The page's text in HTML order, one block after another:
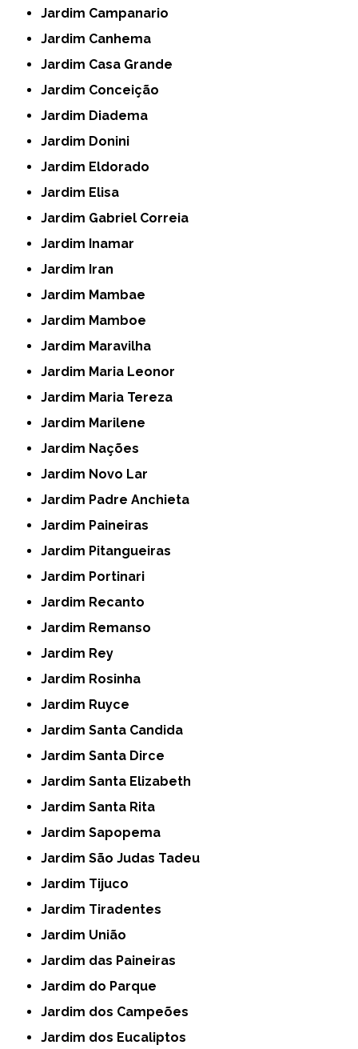
Jardim Campanario
Jardim Canhema
Jardim Casa Grande
Jardim Conceição
Jardim Diadema
Jardim Donini
Jardim Eldorado
Jardim Elisa
Jardim Gabriel Correia
Jardim Inamar
Jardim Iran
Jardim Mambae
Jardim Mamboe
Jardim Maravilha
Jardim Maria Leonor
Jardim Maria Tereza
Jardim Marilene
Jardim Nações
Jardim Novo Lar
Jardim Padre Anchieta
Jardim Paineiras
Jardim Pitangueiras
Jardim Portinari
Jardim Recanto
Jardim Remanso
Jardim Rey
Jardim Rosinha
Jardim Ruyce
Jardim Santa Candida
Jardim Santa Dirce
Jardim Santa Elizabeth
Jardim Santa Rita
Jardim Sapopema
Jardim São Judas Tadeu
Jardim Tijuco
Jardim Tiradentes
Jardim União
Jardim das Paineiras
Jardim do Parque
Jardim dos Campeões
Jardim dos Eucaliptos